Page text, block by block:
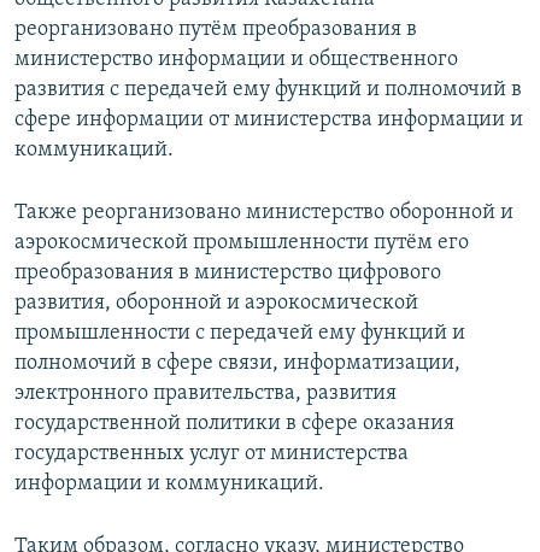
реорганизовано путём преобразования в
министерство информации и общественного
развития с передачей ему функций и полномочий в
сфере информации от министерства информации и
коммуникаций.
Также реорганизовано министерство оборонной и
аэрокосмической промышленности путём его
преобразования в министерство цифрового
развития, оборонной и аэрокосмической
промышленности с передачей ему функций и
полномочий в сфере связи, информатизации,
электронного правительства, развития
государственной политики в сфере оказания
государственных услуг от министерства
информации и коммуникаций.
Таким образом, согласно указу, министерство